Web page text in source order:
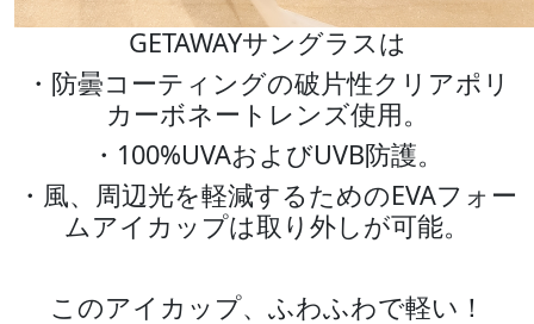
GETAWAYサングラスは
・防曇コーティングの破片性クリアポリ
カーボネートレンズ使用。
・100%UVAおよびUVB防護。
・風、周辺光を軽減するためのEVAフォー
ムアイカップは取り外しが可能。
このアイカップ、ふわふわで軽い！